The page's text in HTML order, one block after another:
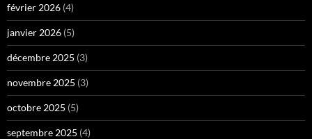
février 2026 (4)
janvier 2026 (5)
décembre 2025 (3)
novembre 2025 (3)
octobre 2025 (5)
septembre 2025 (4)